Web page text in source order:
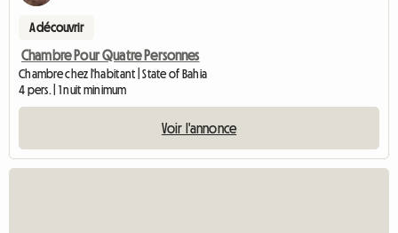
A découvrir
Chambre Pour Quatre Personnes
Chambre chez l'habitant | State of Bahia
4 pers. | 1 nuit minimum
Voir l'annonce